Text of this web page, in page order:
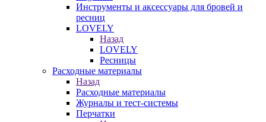
Инструменты и аксессуары для бровей и
ресниц
LOVELY
Назад
LOVELY
Ресницы
Расходные материалы
Назад
Расходные материалы
Журналы и тест-системы
Перчатки